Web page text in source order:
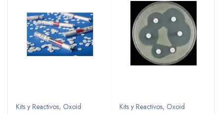
Kits y Reactivos, Oxoid Kits y Reactivos, Oxoid